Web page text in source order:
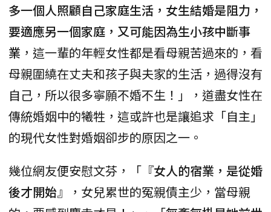
多一個人照顧自己家庭生活，女生結婚是阻力，
要適應另一個家庭，又可能因為生小孩中斷事
業 ，這一輩的年輕女性都是看母親苦過來的，看
母親圍繞在丈夫和孩子與夫家的生活，過得沒有
自己，所以很多寧願不婚不生！」，道盡女性在
傳統婚姻中的犧牲，這或許也是讓追求「自主」
的現代女性對婚姻卻步的原因之一。
幾位網友便安慰文芬，「『女人的宿業，是從婚
後才開始』，女兒累世的冤親債主少，當母親